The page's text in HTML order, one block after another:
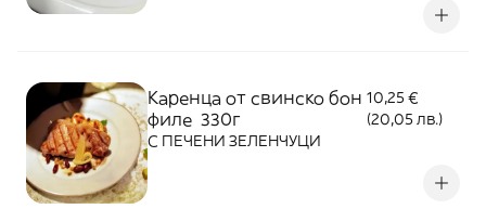
Каренца от свинско бон
филе 330г
10,25 €
(20,05 лв.)
С ПЕЧЕНИ ЗЕЛЕНЧУЦИ